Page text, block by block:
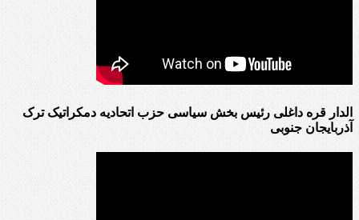
الدار قره داغلی رئیس بخش سیاسی حزب اتحادیه دمکراتیک ترک
آذربایجان جنوبی